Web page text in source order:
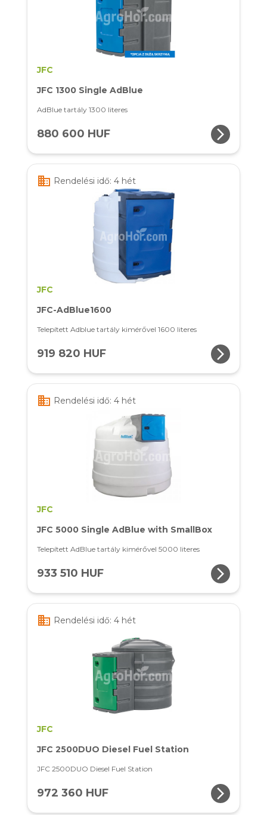
JFC
JFC 1300 Single AdBlue
AdBlue tartály 1300 literes
880 600 HUF arrow_forward_ios
business Rendelési idő: 4 hét
JFC
JFC-AdBlue1600
Telepített Adblue tartály kimérővel 1600 literes
919 820 HUF arrow_forward_ios
business Rendelési idő: 4 hét
JFC
JFC 5000 Single AdBlue with SmallBox
Telepített AdBlue tartály kimérővel 5000 literes
933 510 HUF arrow_forward_ios
business Rendelési idő: 4 hét
JFC
JFC 2500DUO Diesel Fuel Station
JFC 2500DUO Diesel Fuel Station
972 360 HUF arrow_forward_ios